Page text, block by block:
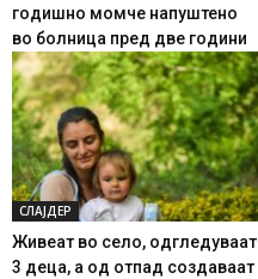
годишно момче напуштено
во болница пред две години
СЛАЈДЕР
Живеат во село, одгледуваат
3 деца, а од отпад создаваат